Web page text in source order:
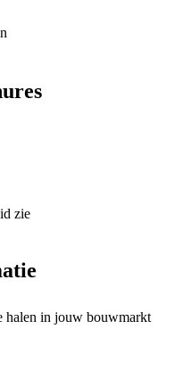
zie
halen in jouw bouwmarkt